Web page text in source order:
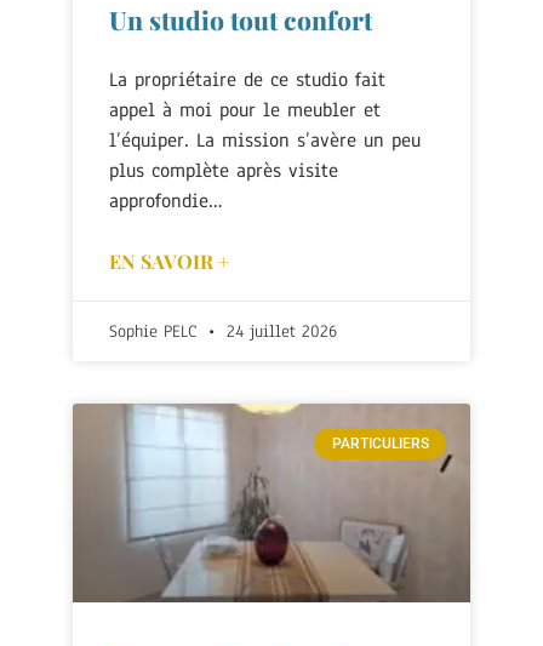
Un studio tout confort
La propriétaire de ce studio fait
appel à moi pour le meubler et
l’équiper. La mission s’avère un peu
plus complète après visite
approfondie…
EN SAVOIR +
Sophie PELC 24 juillet 2026
PARTICULIERS